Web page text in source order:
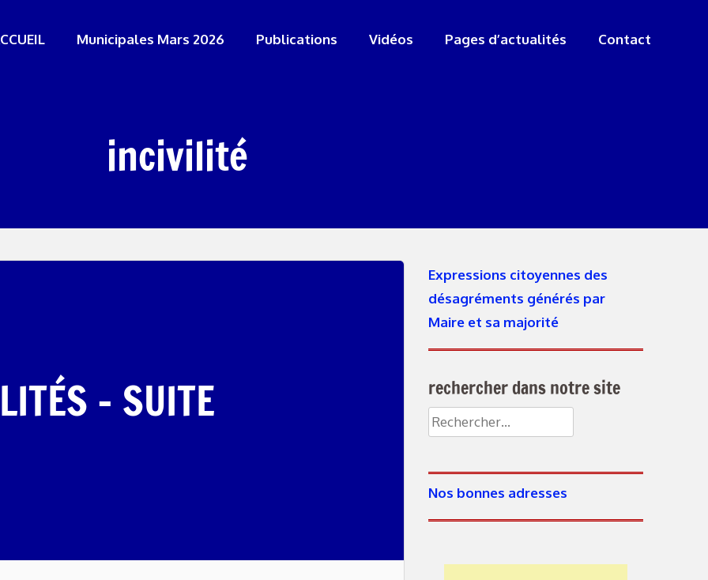
Municipales Mars 2026 Publications Vidéos Pages d’actualités Contact
incivilité
– SUITE
Expressions citoyennes des
désagréments générés par
Maire et sa majorité
rechercher dans notre site
Rechercher :
Nos bonnes adresses